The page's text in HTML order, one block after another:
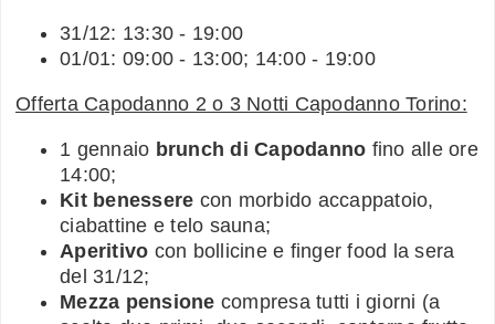
31/12: 13:30 - 19:00
01/01: 09:00 - 13:00; 14:00 - 19:00
Offerta Capodanno 2 o 3 Notti Capodanno Torino:
1 gennaio brunch di Capodanno fino alle ore
14:00;
Kit benessere con morbido accappatoio,
ciabattine e telo sauna;
Aperitivo con bollicine e finger food la sera
del 31/12;
Mezza pensione compresa tutti i giorni (a